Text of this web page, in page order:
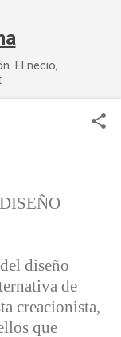
El necio,
diseño
de
creacionista,
que